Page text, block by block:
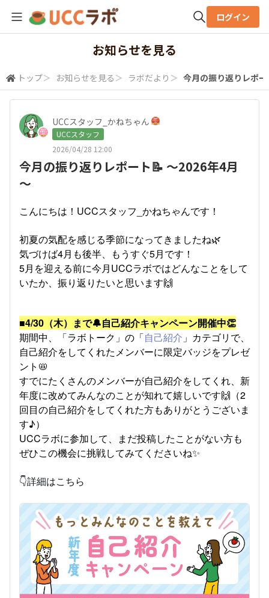
検索
ログイン
お知らせを見る
トップ＞ お知らせを見る ＞ ラボだより ＞ 今月の振り返りレポ
UCCスタッフ_かねちゃん
UCCスタッフ
2026/04/28 12:00
今月の振り返りレポート📝 ～2026年4月
～
こんにちは！UCCスタッフ_かねちゃんです！
初夏の気配を感じる季節になってきましたね🌿
気づけば4月も後半、もうすぐ5月です！
5月を迎える前に今月UCCラボではどんなことをして
いたか、振り返りたいと思います🙌
■4/30（木）まで🔔自己紹介キャンペーン開催中👏
期間中、「ラボトーク」の「自己紹介 」カテゴリで、
自己紹介をしてくれたメンバーに限定バッジをプレゼ
ント📛
すでにたくさんのメンバーが自己紹介をしてくれ、新
年度に改めてみんなのことが知れて嬉しいです🙌（2
回目の自己紹介をしてくれた方もありがとうございま
す♪）
UCCラボに参加して、まだ投稿したことがない方も
ぜひこの機会に挑戦してみてくださいね✨
👇詳細はこちら